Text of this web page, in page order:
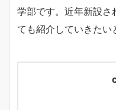
学部です。近年新設さ
ても紹介していきたい